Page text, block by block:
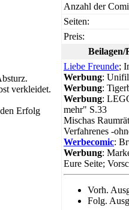
Anzahl der
Seiten:
Preis:
Liebe Freunde;
Werbung: Unifil
Werbung:
Werbung:
mehr" S.33
Mischas
Verfahrenes -
Werbecomic:
Werbung:
Eure Seite;
Vorh.
Folg.
verkleidet.
Erfolg